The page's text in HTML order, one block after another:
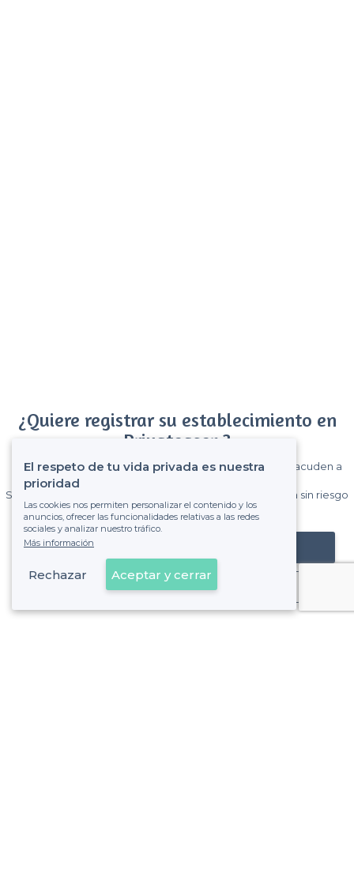
¿Quiere registrar su establecimiento en
Privateaser ?
Gane muchos clientes entre el millón de visitantes que acuden a
Sin comisiones y sin compromiso, pagas una cantidad fija sin riesgo
de ver la factura.
Registrar mi establecimiento
Ya es cliente
El respeto de tu vida privada es nuestra
prioridad
Las cookies nos permiten personalizar el contenido y los
anuncios, ofrecer las funcionalidades relativas a las redes
sociales y analizar nuestro tráfico.
Más información
Rechazar Aceptar y cerrar